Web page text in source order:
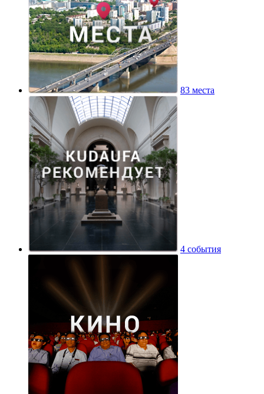
83 места
4 события